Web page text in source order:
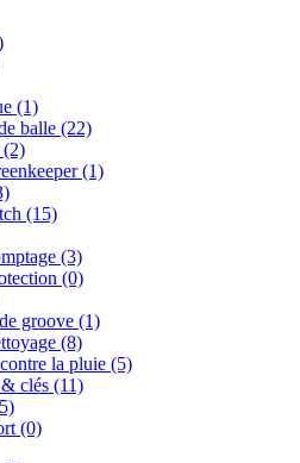
(1)
balle (22)
(2)
(1)
(15)
(3)
(0)
groove (1)
(8)
la pluie (5)
clés (11)
(0)